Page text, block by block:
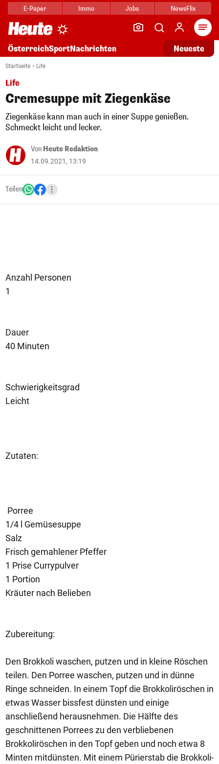
E-Paper Immo Jobs NewsFlix
ÖsterreichSportNachrichten Neueste
Startseite Life
Life
Cremesuppe mit Ziegenkäse
Ziegenkäse kann man auch in einer Suppe genießen.
Schmeckt leicht und lecker.
Von Heute Redaktion
14.09.2021, 13:19
Teilen
Anzahl Personen
1
Dauer
40 Minuten
Schwierigkeitsgrad
Leicht
Zutaten:
Porree
1/4 l Gemüsesuppe
Salz
Frisch gemahlener Pfeffer
1 Prise Currypulver
1 Portion
Kräuter nach Belieben
Zubereitung:
Den Brokkoli waschen, putzen und in kleine Röschen
teilen. Den Porree waschen, putzen und in dünne
Ringe schneiden. In einem Topf die Brokkoliröschen in
etwas Wasser bissfest dünsten und einige
anschließend herausnehmen. Die Hälfte des
geschnittenen Porrees zu den verbliebenen
Brokkoliröschen in den Topf geben und noch etwa 8
Minten mitdünsten. Mit einem Pürierstab die Brokkoli-